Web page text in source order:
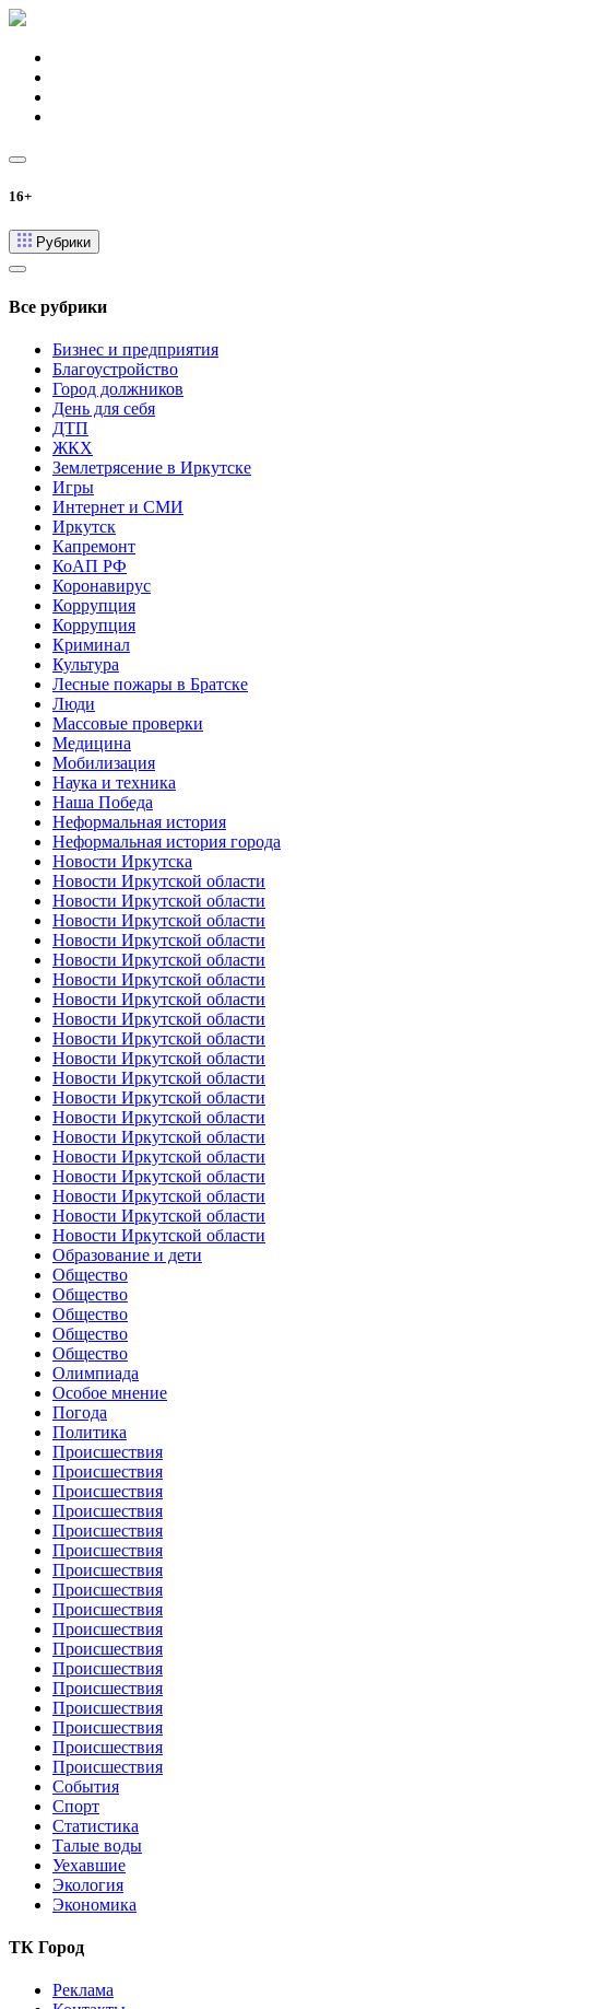
16+
Рубрики
Все рубрики
Бизнес и предприятия
Благоустройство
Город должников
День для себя
ДТП
ЖКХ
Землетрясение в Иркутске
Игры
Интернет и СМИ
Иркутск
Капремонт
КоАП РФ
Коронавирус
Коррупция
Коррупция
Криминал
Культура
Лесные пожары в Братске
Люди
Массовые проверки
Медицина
Мобилизация
Наука и техника
Наша Победа
Неформальная история
Неформальная история города
Новости Иркутска
Новости Иркутской области
Новости Иркутской области
Новости Иркутской области
Новости Иркутской области
Новости Иркутской области
Новости Иркутской области
Новости Иркутской области
Новости Иркутской области
Новости Иркутской области
Новости Иркутской области
Новости Иркутской области
Новости Иркутской области
Новости Иркутской области
Новости Иркутской области
Новости Иркутской области
Новости Иркутской области
Новости Иркутской области
Новости Иркутской области
Новости Иркутской области
Образование и дети
Общество
Общество
Общество
Общество
Общество
Олимпиада
Особое мнение
Погода
Политика
Происшествия
Происшествия
Происшествия
Происшествия
Происшествия
Происшествия
Происшествия
Происшествия
Происшествия
Происшествия
Происшествия
Происшествия
Происшествия
Происшествия
Происшествия
Происшествия
Происшествия
События
Спорт
Статистика
Талые воды
Уехавшие
Экология
Экономика
ТК Город
Реклама